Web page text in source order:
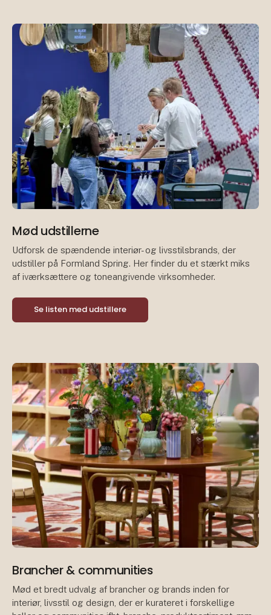
Mød udstillerne
Udforsk de spændende interiør- og livsstilsbrands, der
udstiller på Formland Spring. Her finder du et stærkt miks
af iværksættere og toneangivende virksomheder.
Se listen med udstillere
Brancher & communities
Mød et bredt udvalg af brancher og brands inden for
interiør, livsstil og design, der er kurateret i forskellige